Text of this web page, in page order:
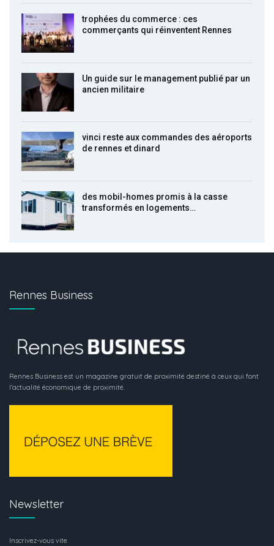
trophées du commerce : ces
commerçants qui réinventent Rennes
Un guide sur le management publié par un
ancien militaire
vinci reste aux commandes des aéroports
de rennes et dinard
des mobil-homes promis à la casse
transformés en logements…
Rennes Business
Rennes Business est un magazine gratuit de proximité destiné à ceux qui font
l’actualité économique de proximité.
Newsletter
Inscrivez-vous vite